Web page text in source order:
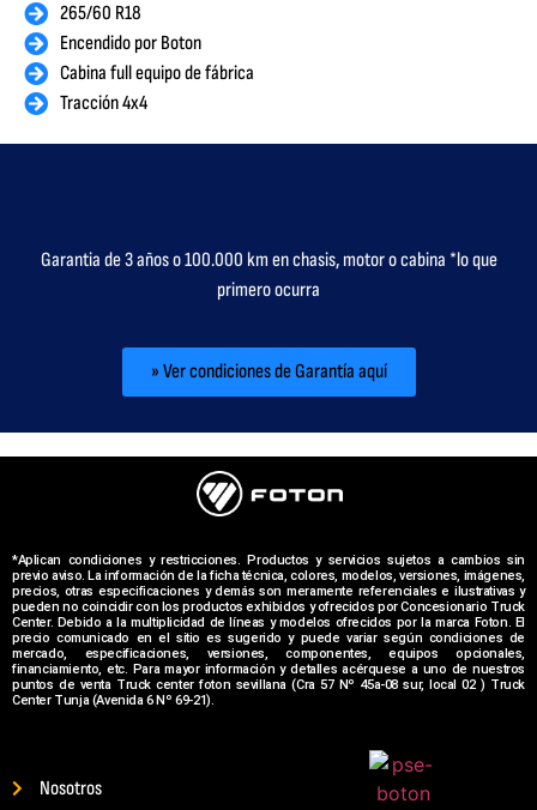
265/60 R18
Encendido por Boton
Cabina full equipo de fábrica
Tracción 4x4
Garantia de 3 años o 100.000 km en chasis, motor o cabina *lo que
primero ocurra
» Ver condiciones de Garantía aquí
*Aplican condiciones y restricciones. Productos y servicios sujetos a cambios sin
previo aviso. La información de la ficha técnica, colores, modelos, versiones, imágenes,
precios, otras especificaciones y demás son meramente referenciales e ilustrativas y
pueden no coincidir con los productos exhibidos y ofrecidos por Concesionario Truck
Center. Debido a la multiplicidad de líneas y modelos ofrecidos por la marca Foton. El
precio comunicado en el sitio es sugerido y puede variar según condiciones de
mercado, especificaciones, versiones, componentes, equipos opcionales,
financiamiento, etc. Para mayor información y detalles acérquese a uno de nuestros
puntos de venta Truck center foton sevillana (Cra 57 Nº 45a-08 sur, local 02 ) Truck
Center Tunja (Avenida 6 Nº 69-21).
Nosotros